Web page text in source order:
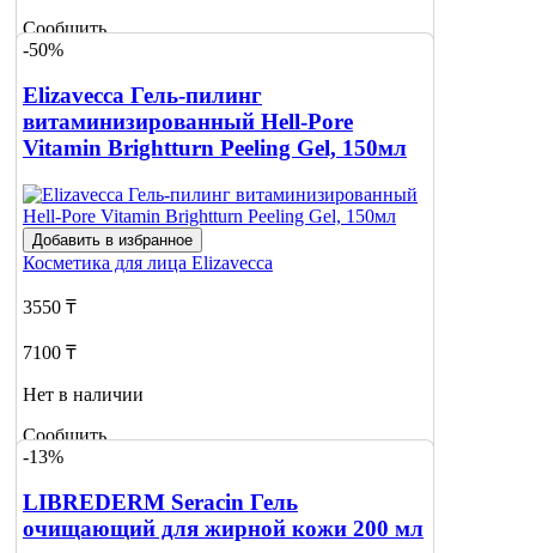
Сообщить
о наличии
-50%
Elizavecca Гель-пилинг
витаминизированный Hell-Pore
Vitamin Brightturn Peeling Gel, 150мл
Добавить в избранное
Косметика для лица Elizavecca
3550 ₸
7100 ₸
Нет в наличии
Сообщить
о наличии
-13%
LIBREDERM Seracin Гель
очищающий для жирной кожи 200 мл